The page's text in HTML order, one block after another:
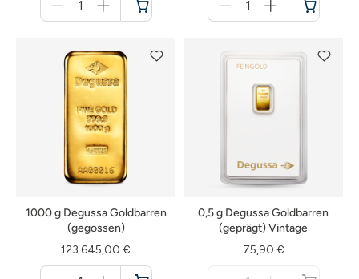
für
Warenkorb
für
Warenkorb
1000 g Degussa Goldbarren
(gegossen)
123.645,00 €
0,5 g Degussa Goldbarren
(geprägt) Vintage
75,90 €